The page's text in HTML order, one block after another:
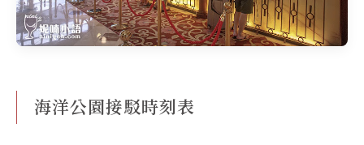
海洋公園接駁時刻表